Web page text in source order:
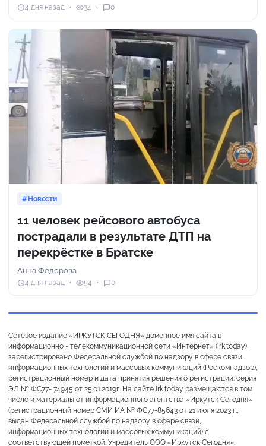
4 дня назад 34 0
Новости
11 человек рейсового автобуса
пострадали в результате ДТП на
перекрёстке в Братске
Анна Федорова
4 дня назад 54 0
Сетевое издание «ИРКУТСК СЕГОДНЯ» доменное имя сайта в
информационно - телекоммуникационной сети «Интернет» (irk.today),
зарегистрировано Федеральной службой по надзору в сфере связи,
информационных технологий и массовых коммуникаций (Роскомнадзор),
регистрационный номер и дата принятия решения о регистрации: серия
ЭЛ № ФС77- 74945 от 25.01.2019г. На сайте irk.today размещаются в том
числе и материалы от информационного агентства «Иркутск Сегодня»
(регистрационный номер СМИ ИА № ФС77-85643 от 21 июля 2023 г.,
выдан Федеральной службой по надзору в сфере связи,
информационных технологий и массовых коммуникаций) с
соответствующей пометкой. Учредитель ООО «Иркутск Сегодня».